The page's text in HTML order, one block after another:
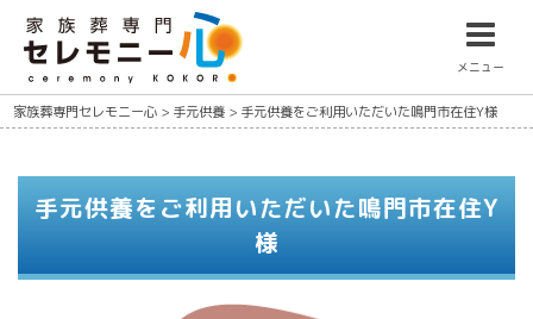
メニュー
家族葬専門セレモニー心 > 手元供養 > 手元供養をご利用いただいた鳴門市在住Y様
手元供養をご利用いただいた鳴門市在住Y
様